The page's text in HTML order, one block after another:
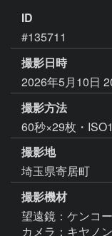
ID
#135711
撮影日時
2026年5月10日
撮影方法
60秒×29枚・
撮影地
埼玉県寄居町
撮影機材
望遠鏡：ケンコ
カメラ：キヤノン